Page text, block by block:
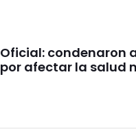
Oficial: condenaron
por afectar la salud